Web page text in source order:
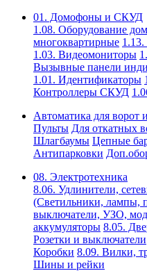
01. Домофоны и СКУД
1.08. Оборудование
многоквартирные
1.03. Видеомониторы
Вызывные панели
1.01. Идентификаторы
Контроллеры СКУД
Автоматика для ворот
Пульты Для откатных
Шлагбаумы Цепные
Антипарковки
08. Электротехника
8.06. Удлинители,
(Светильники, лампы,
выключатели, УЗО,
аккумуляторы 8.05.
Розетки и выключатели
Коробки 8.09. Вилки,
Шины и рейки